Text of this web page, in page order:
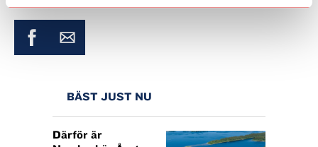
BÄST JUST NU
Därför är